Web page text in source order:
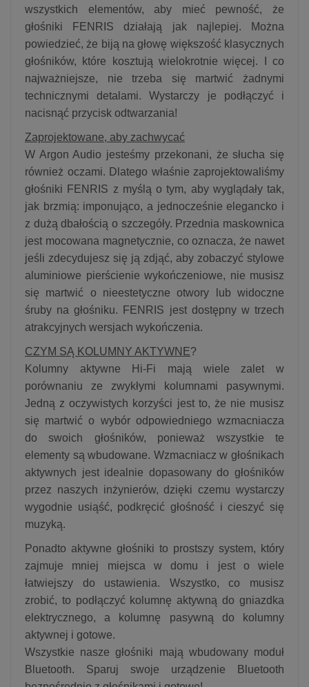
wszystkich elementów, aby mieć pewność, że
głośniki FENRIS działają jak najlepiej. Można
powiedzieć, że biją na głowę większość klasycznych
głośników, które kosztują wielokrotnie więcej. I co
najważniejsze, nie trzeba się martwić żadnymi
technicznymi detalami. Wystarczy je podłączyć i
nacisnąć przycisk odtwarzania!
Zaprojektowane, aby zachwycać
W Argon Audio jesteśmy przekonani, że słucha się
również oczami. Dlatego właśnie zaprojektowaliśmy
głośniki FENRIS z myślą o tym, aby wyglądały tak,
jak brzmią: imponująco, a jednocześnie elegancko i
z dużą dbałością o szczegóły. Przednia maskownica
jest mocowana magnetycznie, co oznacza, że nawet
jeśli zdecydujesz się ją zdjąć, aby zobaczyć stylowe
aluminiowe pierścienie wykończeniowe, nie musisz
się martwić o nieestetyczne otwory lub widoczne
śruby na głośniku. FENRIS jest dostępny w trzech
atrakcyjnych wersjach wykończenia.
CZYM SĄ KOLUMNY AKTYWNE?
Kolumny aktywne Hi-Fi mają wiele zalet w
porównaniu ze zwykłymi kolumnami pasywnymi.
Jedną z oczywistych korzyści jest to, że nie musisz
się martwić o wybór odpowiedniego wzmacniacza
do swoich głośników, ponieważ wszystkie te
elementy są wbudowane. Wzmacniacz w głośnikach
aktywnych jest idealnie dopasowany do głośników
przez naszych inżynierów, dzięki czemu wystarczy
wygodnie usiąść, podkręcić głośność i cieszyć się
muzyką.
Ponadto aktywne głośniki to prostszy system, który
zajmuje mniej miejsca w domu i jest o wiele
łatwiejszy do ustawienia. Wszystko, co musisz
zrobić, to podłączyć kolumnę aktywną do gniazdka
elektrycznego, a kolumnę pasywną do kolumny
aktywnej i gotowe.
Wszystkie nasze głośniki mają wbudowany moduł
Bluetooth. Sparuj swoje urządzenie Bluetooth